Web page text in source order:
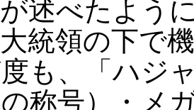
が述べたよう
統領の下で
も、「ハジ
称号）・メ